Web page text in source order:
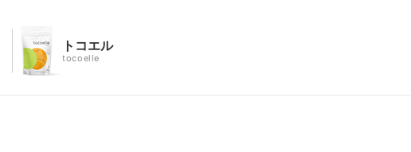
トコエル
tocoelle